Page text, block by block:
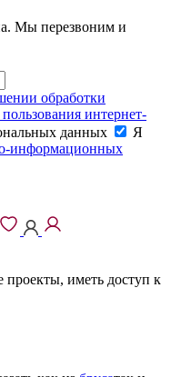
Мы перезвоним и
обработки
интернет-
данных
Я
информационных
иметь доступ к